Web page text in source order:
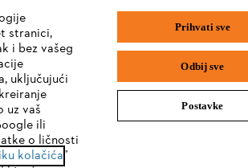
Pitanja o asortimanu
Uputstva za upotrebu
stranici,
i bez vašeg
uključujući
uz vaš
ili
o ličnosti
kolačića”
Prihvati sve
Odbij sve
Postavke